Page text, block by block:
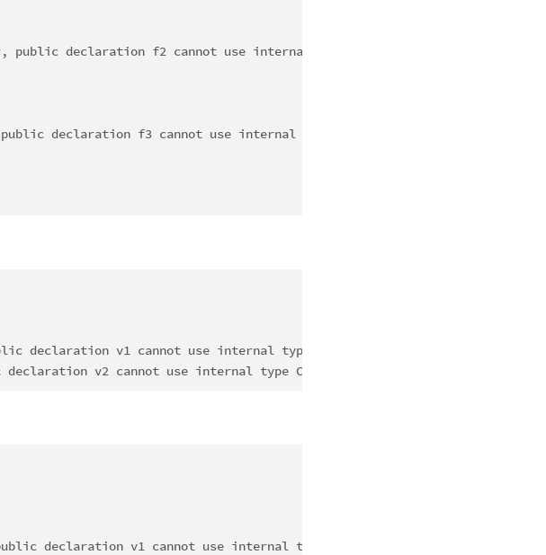
public declaration f2 cannot use internal type C.
declaration f3 cannot use internal type C.
declaration v1 cannot use internal type C.
v2 cannot use internal type C.
declaration v1 cannot use internal type C2.